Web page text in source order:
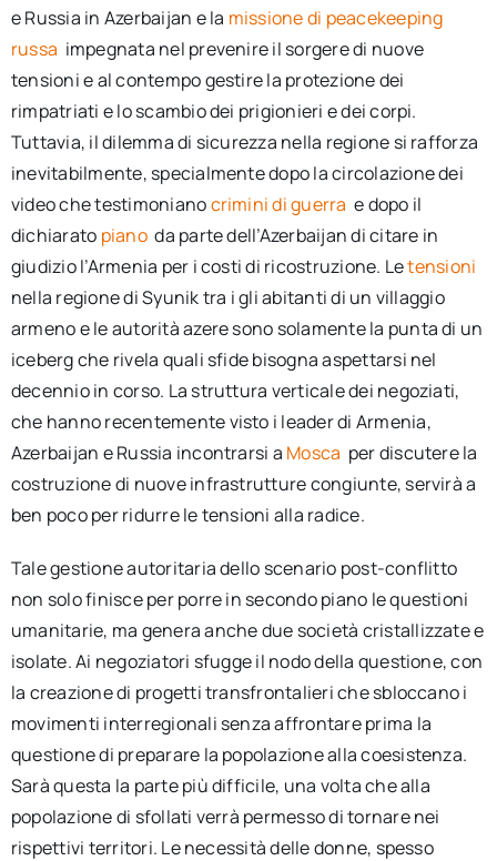
e Russia in Azerbaijan e la missione di peacekeeping
russa impegnata nel prevenire il sorgere di nuove
tensioni e al contempo gestire la protezione dei
rimpatriati e lo scambio dei prigionieri e dei corpi.
Tuttavia, il dilemma di sicurezza nella regione si rafforza
inevitabilmente, specialmente dopo la circolazione dei
video che testimonianocrimini di guerra e dopo il
dichiarato piano da parte dell’Azerbaijan di citare in
giudizio l’Armenia per i costi di ricostruzione. Letensioni
nella regione di Syunik tra i gli abitanti di un villaggio
armeno e le autorità azere sono solamente la punta di un
iceberg che rivela quali sfide bisogna aspettarsi nel
decennio in corso. La struttura verticale dei negoziati,
che hanno recentemente visto i leader di Armenia,
Azerbaijan e Russia incontrarsi a Mosca per discutere la
costruzione di nuove infrastrutture congiunte, servirà a
ben poco per ridurre le tensioni alla radice.
Tale gestione autoritaria dello scenario post-conflitto
non solo finisce per porre in secondo piano le questioni
umanitarie, ma genera anche due società cristallizzate e
isolate. Ai negoziatori sfugge il nodo della questione, con
la creazione di progetti transfrontalieri che sbloccano i
movimenti interregionali senza affrontare prima la
questione di preparare la popolazione alla coesistenza.
Sarà questa la parte più difficile, una volta che alla
popolazione di sfollati verrà permesso di tornare nei
rispettivi territori. Le necessità delle donne, spesso